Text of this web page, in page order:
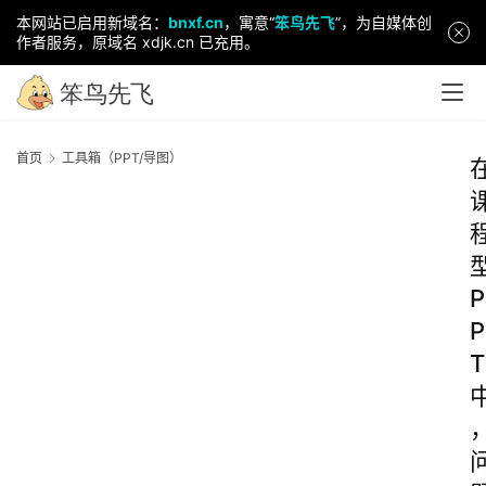
本网站已启用新域名： bnxf.cn，寓意“笨鸟先飞”，为自媒体创
作者服务，原域名 xdjk.cn 已充用。
首页 工具箱（PPT/导图）
P
P
T